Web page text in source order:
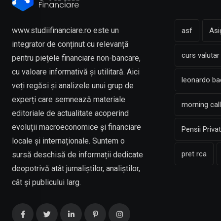
www.studiifinanciare.ro este un
integrator de conținut cu relevanță
pentru piețele financiare non-bancare,
cu valoare informativă și utilitară. Aici
veți regăsi și analizele unui grup de
experți care semnează materiale
editoriale de actualitate acoperind
evoluții macroeconomice și financiare
locale și internaționale. Suntem o
sursă deschisă de informații dedicate
deopotrivă atât jurnaliștilor, analiștilor,
cât și publicului larg.
asf
curs valutar
leonardo
morning
Pensii
pret rca